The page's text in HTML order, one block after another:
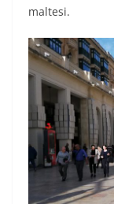
maltesi.